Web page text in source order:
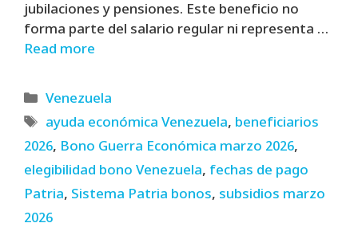
jubilaciones y pensiones. Este beneficio no
forma parte del salario regular ni representa …
Read more
Categories
Venezuela
Tags
ayuda económica Venezuela, beneficiarios
2026, Bono Guerra Económica marzo 2026,
elegibilidad bono Venezuela, fechas de pago
Patria, Sistema Patria bonos, subsidios marzo
2026